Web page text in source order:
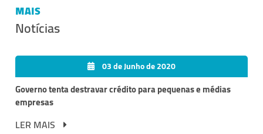
MAIS
Notícias
03 de Junho de 2020
Governo tenta destravar crédito para pequenas e médias
empresas
LER MAIS